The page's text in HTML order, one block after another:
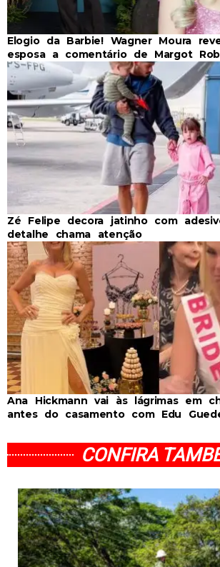
Elogio da Barbie! Wagner Moura
esposa a comentário de Margot
Zé Felipe decora jatinho com
detalhe chama atenção
Ana Hickmann vai às lágrimas em
antes do casamento com Edu
CONFIRA